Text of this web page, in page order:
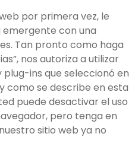
por primera vez, le
con una
Tan pronto como haga
nos autoriza a utilizar
ins que seleccionó en
como se describe en esta
puede desactivar el uso
pero tenga en
sitio web ya no